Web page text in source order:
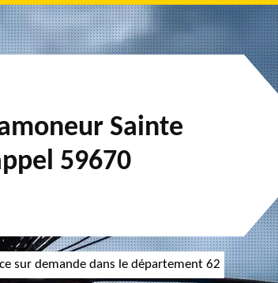
Sainte
59670
sur demande dans le département 62